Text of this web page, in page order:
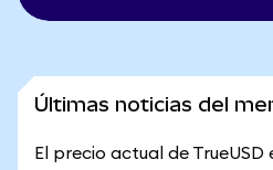
Últimas noticias del
El precio actual de TrueUSD